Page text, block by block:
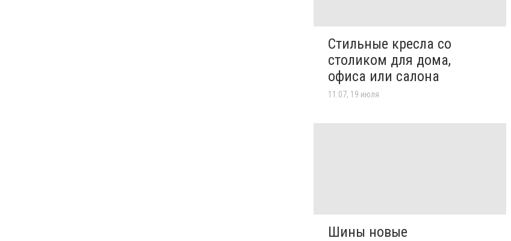
Стильные кресла со
столиком для дома,
офиса или салона
11:07, 19 июля
Шины новые